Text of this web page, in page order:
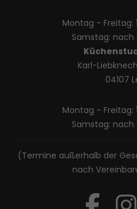
Montag - Freitag:
Samstag: nach
Karl-
04107
Montag - Freitag:
Samstag: nach
(Termine außerhalb der
nach